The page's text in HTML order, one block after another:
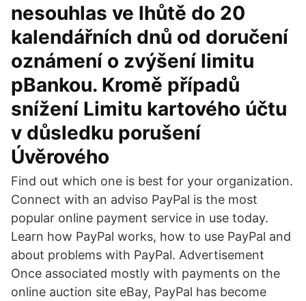
nesouhlas ve lhůtě do 20
kalendářních dnů od doručení
oznámení o zvýšení limitu
pBankou. Kromě případů
snížení Limitu kartového účtu
v důsledku porušení
Úvěrového
Find out which one is best for your organization.
Connect with an adviso PayPal is the most
popular online payment service in use today.
Learn how PayPal works, how to use PayPal and
about problems with PayPal. Advertisement
Once associated mostly with payments on the
online auction site eBay, PayPal has become